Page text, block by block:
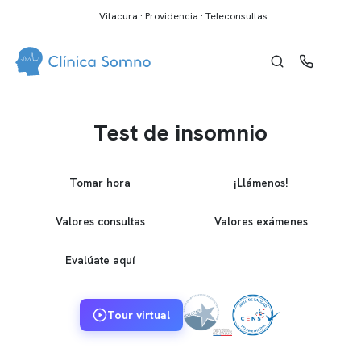
Vitacura · Providencia · Teleconsultas
Test de insomnio
Tomar hora ¡Llámenos!
Valores consultas Valores exámenes
Evalúate aquí
Tour virtual